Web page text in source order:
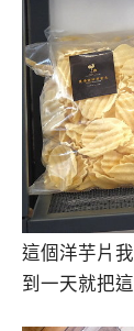
這個洋芋片
到一天就把